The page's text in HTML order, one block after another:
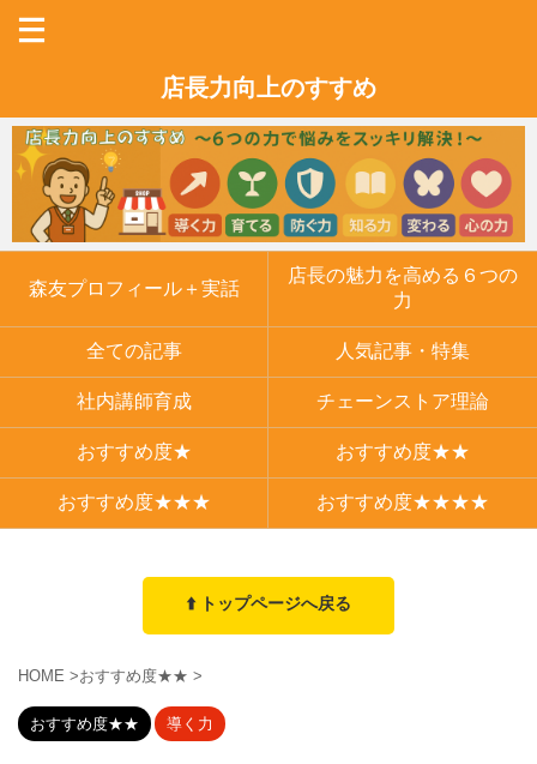
店長力向上のすすめ
森友プロフィール＋実話
店長の魅力を高める６つの
力
全ての記事 人気記事・特集
社内講師育成 チェーンストア理論
おすすめ度★ おすすめ度★★
おすすめ度★★★ おすすめ度★★★★
⬆️ トップページへ戻る
HOME >おすすめ度★★ >
おすすめ度★★ 導く力